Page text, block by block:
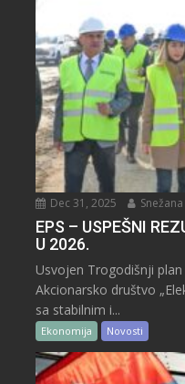
Dec 31, 2025
EPS – USPEŠNI
U 2026.
Usvojen Trogodišnji
Akcionarsko društvo
sa stabilnim i...
Ekonomija Novosti